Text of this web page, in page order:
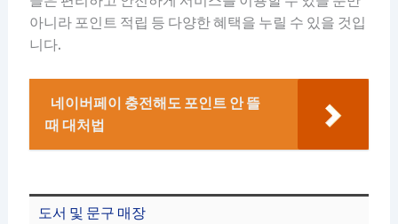
아니라 포인트 적립 등 다양한 혜택을 누릴 수 있을 것입
니다.
네이버페이 충전해도 포인트 안 뜰
때 대처법
도서 및 문구 매장